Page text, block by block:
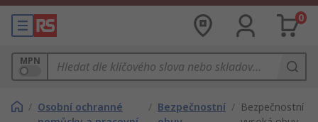
0
MPN
/ Osobní ochranné
/ Bezpečnostní / Bezpečnostní